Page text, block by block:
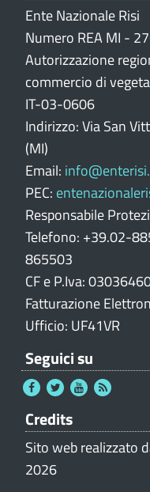
Ente Nazionale Risi
Numero REA MI -
Autorizzazione
commercio di
IT-03-0606
Indirizzo: Via San
(MI)
Email:
PEC:
Responsabile
Telefono: +39.02-
865503
CF e P.Iva:
Fatturazione
Ufficio: UF41VR
Seguici su
Credits
Sito web realizzato
2026